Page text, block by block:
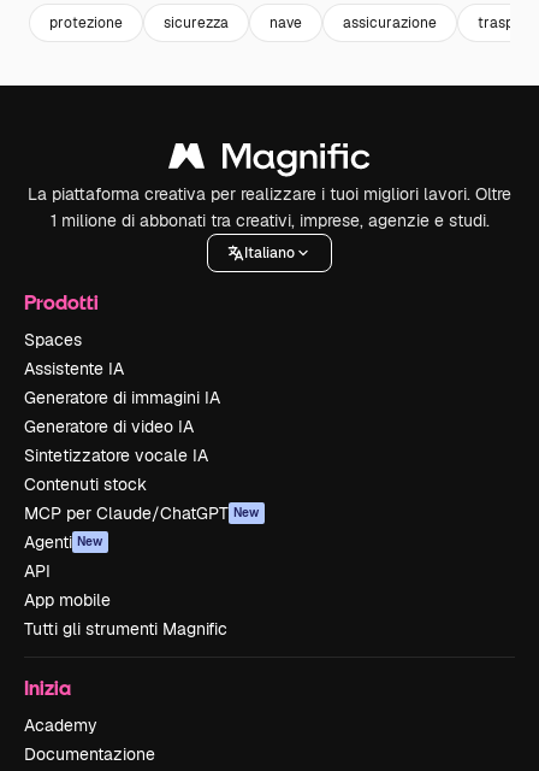
protezione sicurezza nave assicurazione
La piattaforma creativa per realizzare i tuoi migliori lavori. Oltre
1 milione di abbonati tra creativi, imprese, agenzie e studi.
Italiano
Prodotti
Spaces
Assistente IA
Generatore di immagini IA
Generatore di video IA
Sintetizzatore vocale IA
Contenuti stock
MCP per Claude/ChatGPT New
Agenti New
API
App mobile
Tutti gli strumenti Magnific
Inizia
Academy
Documentazione